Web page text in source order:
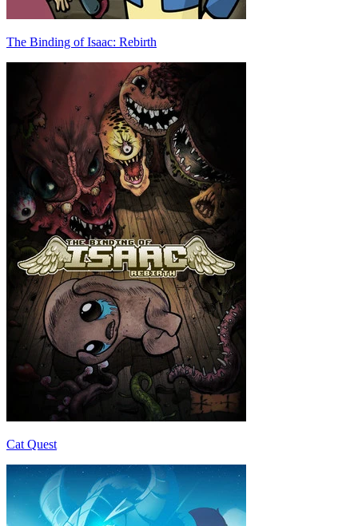
The Binding of Isaac: Rebirth
Cat Quest